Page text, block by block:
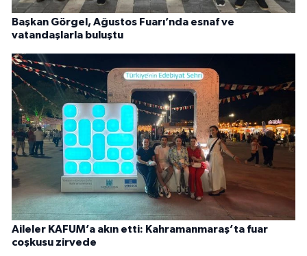
Başkan Görgel, Ağustos Fuarı’nda esnaf ve
vatandaşlarla buluştu
Aileler KAFUM’a akın etti: Kahramanmaraş’ta fuar
coşkusu zirvede